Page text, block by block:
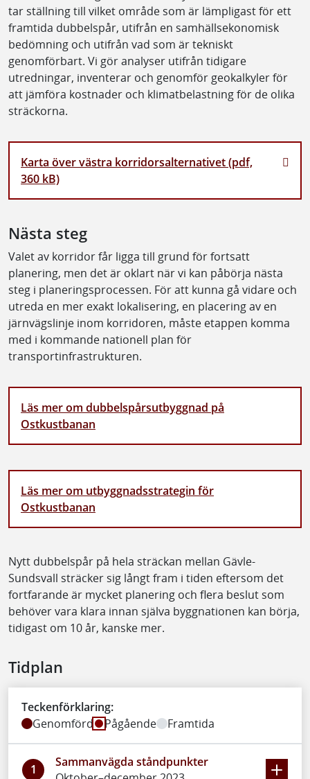
tar ställning till vilket område som är lämpligast för ett
framtida dubbelspår, utifrån en samhällsekonomisk
bedömning och utifrån vad som är tekniskt
genomförbart. Vi gör analyser utifrån tidigare
utredningar, inventerar och genomför geokalkyler för
att jämföra kostnader och klimatbelastning för de olika
sträckorna.
Karta över västra korridorsalternativet (pdf,
360 kB)
Nästa steg
Valet av korridor får ligga till grund för fortsatt
planering, men det är oklart när vi kan påbörja nästa
steg i planeringsprocessen. För att kunna gå vidare och
utreda en mer exakt lokalisering, en placering av en
järnvägslinje inom korridoren, måste etappen komma
med i kommande nationell plan för
transportinfrastrukturen.
Läs mer om dubbelspårsutbyggnad på
Ostkustbanan
Läs mer om utbyggnadsstrategin för
Ostkustbanan
Nytt dubbelspår på hela sträckan mellan Gävle-
Sundsvall sträcker sig långt fram i tiden eftersom det
fortfarande är mycket planering och flera beslut som
behöver vara klara innan själva byggnationen kan börja,
tidigast om 10 år, kanske mer.
Tidplan
Teckenförklaring:
Genomförd
Pågående Framtida
1
Sammanvägda ståndpunkter